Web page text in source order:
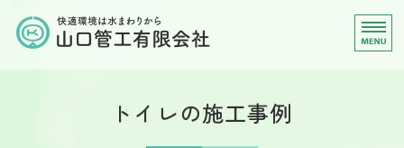
水回りのリフォームや水
トイレの施工事例